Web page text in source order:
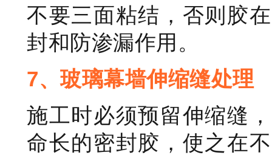
不要三面粘结，否则胶
封和防渗漏作用。
7、玻璃幕墙伸缩缝处理
施工时必须预留伸缩缝
命长的密封胶，使之在